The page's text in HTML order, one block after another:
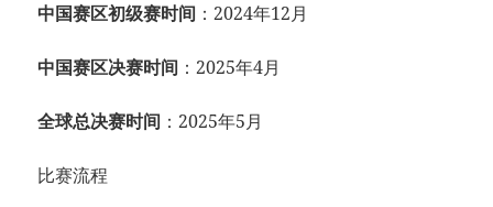
中国赛区初级赛时间 ：2024年12月
中国赛区决赛时间 ：2025年4月
全球总决赛时间 ：2025年5月
比赛流程